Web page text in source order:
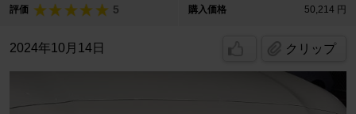
評価 5 購入価格 50,214 円
2024年10月14日 クリップ